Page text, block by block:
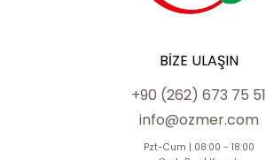
BIZE ULAŞIN
+90 (262) 673 75 51
info@ozmer.com
Pzt-Cum | 08:00 - 18:00